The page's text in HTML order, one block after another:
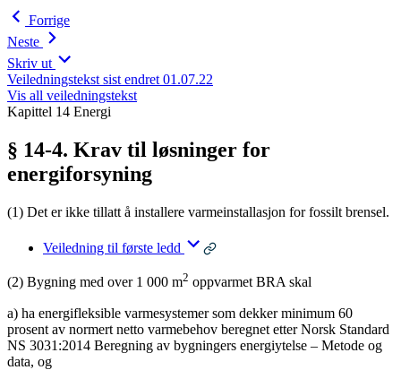
Forrige
Neste
Skriv ut
Veiledningstekst sist endret 01.07.22
Vis all veiledningstekst
Kapittel 14 Energi
§ 14-4. Krav til løsninger for
energiforsyning
(1) Det er ikke tillatt å installere varmeinstallasjon for fossilt brensel.
Veiledning til første ledd
(2) Bygning med over 1 000 m2 oppvarmet BRA skal
a) ha energifleksible varmesystemer som dekker minimum 60
prosent av normert netto varmebehov beregnet etter Norsk Standard
NS 3031:2014 Beregning av bygningers energiytelse – Metode og
data, og